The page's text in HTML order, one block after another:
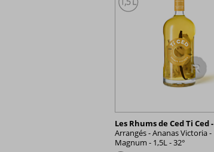
Les Rhums de Ced Ti Ced -
Arrangés - Ananas Victoria -
Magnum - 1,5L - 32°